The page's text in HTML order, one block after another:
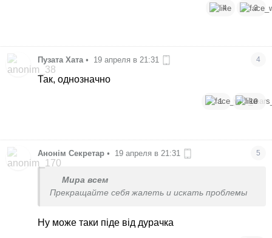
4 3
Пузата Хата • 19 апреля в 21:31 4
Так, однозначно
1 10
Анонім Секретар • 19 апреля в 21:31 5
Мира всем
Прекращайте себя жалеть и искать проблемы
Ну може таки піде від дурачка